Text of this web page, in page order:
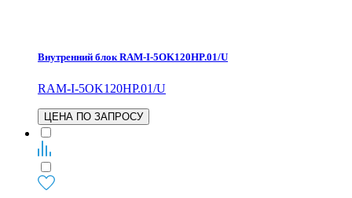
Внутренний блок RAM-I-5OK120HP.01/U
RAM-I-5OK120HP.01/U
ЦЕНА ПО ЗАПРОСУ